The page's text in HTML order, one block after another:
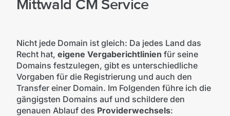
Mittwald CM Service
Nicht jede Domain ist gleich: Da jedes Land das
Recht hat, eigene Vergaberichtlinien für seine
Domains festzulegen, gibt es unterschiedliche
Vorgaben für die Registrierung und auch den
Transfer einer Domain. Im Folgenden führe ich die
gängigsten Domains auf und schildere den
genauen Ablauf des Providerwechsels: